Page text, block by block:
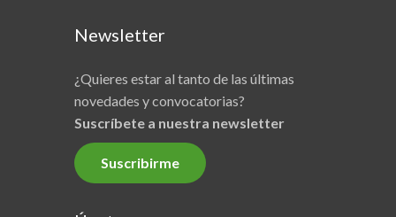
Newsletter
¿Quieres estar al tanto de las últimas
novedades y convocatorias?
Suscríbete a nuestra newsletter
Suscribirme